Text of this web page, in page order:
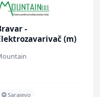
-
(m)
Sarajevo